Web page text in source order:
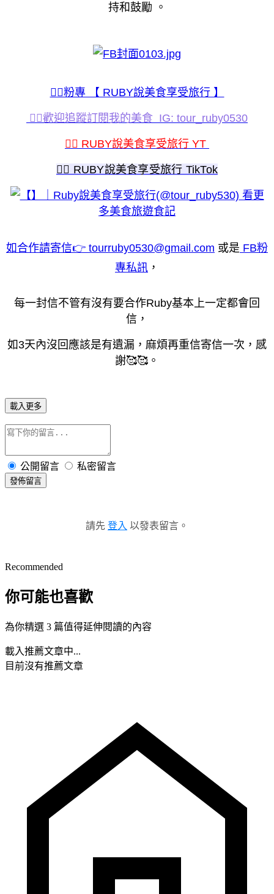
持和鼓勵 。
💁‍♀️粉專 【 RUBY說美食享受旅行 】
💁‍♀️歡迎追蹤訂閱我的美食 IG: tour_ruby0530
💁‍♀️ RUBY說美食享受旅行 YT
💁‍♀️ RUBY說美食享受旅行 TikTok
看更
多美食旅遊食記
如合作請寄信👉 tourruby0530@gmail.com 或是 FB粉
專私訊 ，
每一封信不管有沒有要合作Ruby基本上一定都會回
信，
如3天內沒回應該是有遺漏，麻煩再重信寄信一次，感
謝🥰🥰。
載入更多
公開留言 私密留言
發佈留言
請先 登入 以發表留言。
Recommended
你可能也喜歡
為你精選 3 篇值得延伸閱讀的內容
載入推薦文章中...
目前沒有推薦文章